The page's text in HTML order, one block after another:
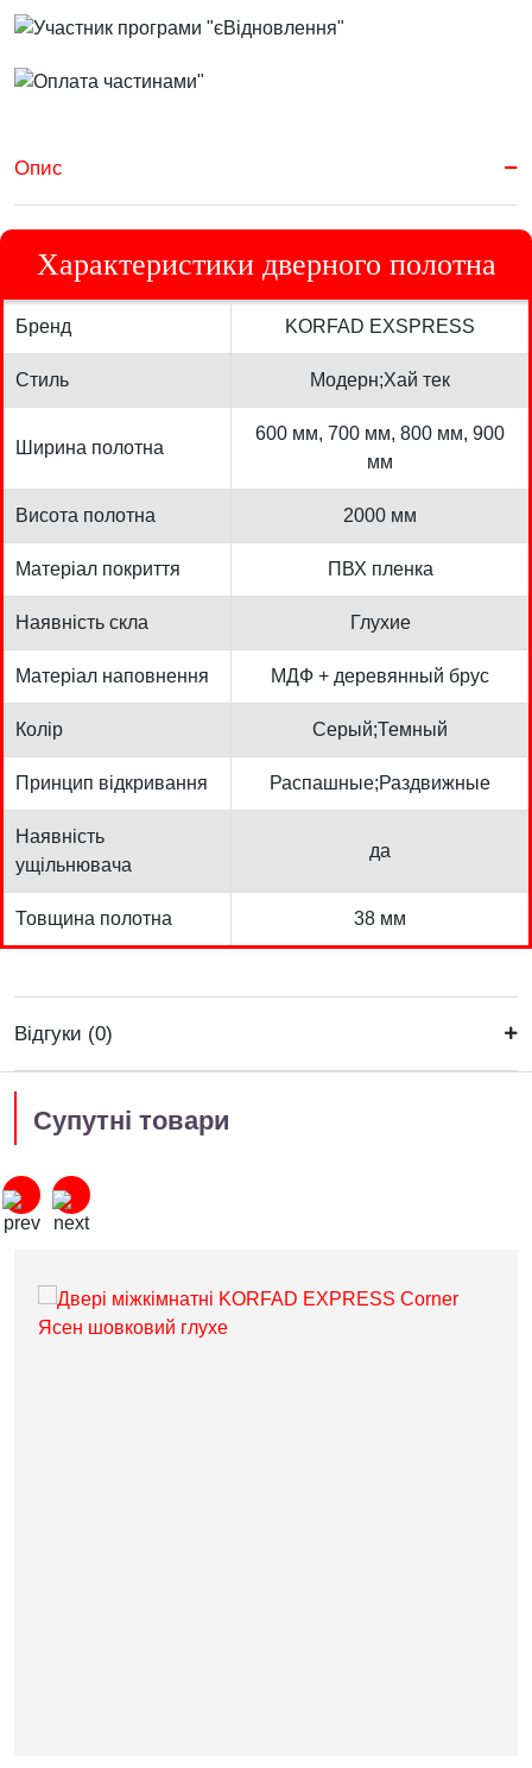
Опис
Характеристики дверного полотна
Бренд KORFAD EXSPRESS
Стиль Модерн;Хай тек
Ширина полотна
600 мм, 700 мм, 800 мм, 900
мм
Висота полотна 2000 мм
Матеріал покриття ПВХ пленка
Наявність скла Глухие
Матеріал наповнення МДФ + деревянный брус
Колір Серый;Темный
Принцип відкривання Распашные;Раздвижные
Наявність
ущільнювача
да
Товщина полотна 38 мм
Відгуки (0)
Супутні товари